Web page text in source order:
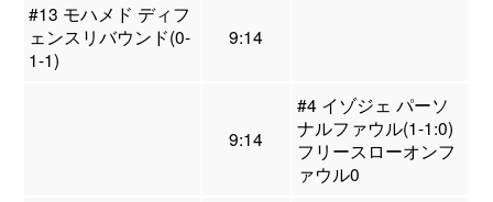
#13 モハメド ディフ
ェンスリバウンド(0-
1-1)
9:14
9:14
#4 イゾジェ パーソ
ナルファウル(1-1:0)
フリースローオンフ
ァウル0